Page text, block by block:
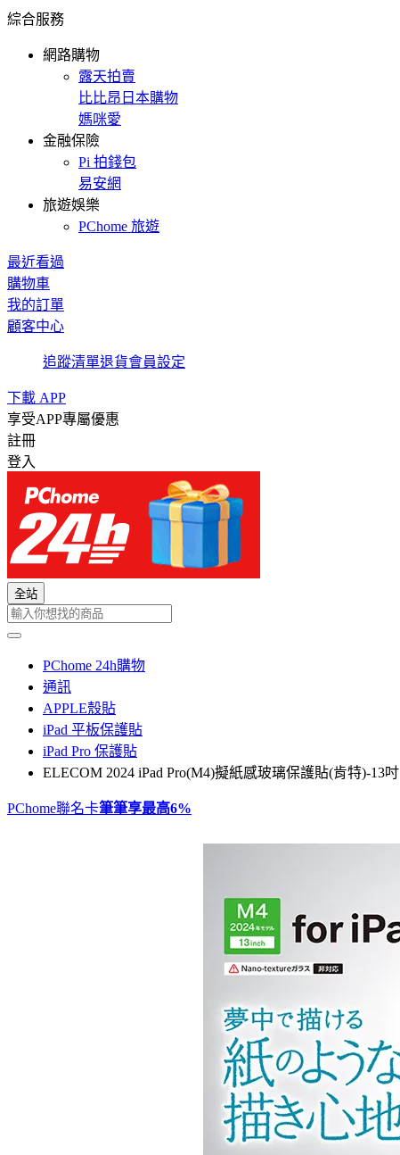
綜合服務
網路購物
露天拍賣
比比昂日本購物
媽咪愛
金融保險
Pi 拍錢包
易安網
旅遊娛樂
PChome 旅遊
最近看過
購物車
我的訂單
顧客中心
追蹤清單退貨會員設定
下載 APP
享受APP專屬優惠
註冊
登入
全站
PChome 24h購物
通訊
APPLE殼貼
iPad 平板保護貼
iPad Pro 保護貼
ELECOM 2024 iPad Pro(M4)擬紙感玻璃保護貼(肯特)-13吋
PChome聯名卡筆筆享最高6%